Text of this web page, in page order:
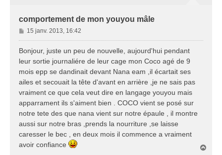
comportement de mon youyou mâle
M
e
s
g
e
15 janv. 2013, 16:42
Bonjour, juste un peu de nouvelle, aujourd'hui pendant
leur sortie journaliére de leur cage mon Coco agé de 9
mois epp se dandinait devant Nana eam ,il écartait ses
ailes et secouait la tête d'avant en arrière ,je ne sais pas
vraiment ce que cela veut dire en langage youyou mais
apparrament ils s'aiment bien . COCO vient se posé sur
notre tete des que nana vient sur notre épaule , il montre
aussi sur notre bras ,prends la nourriture ,se laisse
caresser le bec , en deux mois il commence a vraiment
avoir confiance